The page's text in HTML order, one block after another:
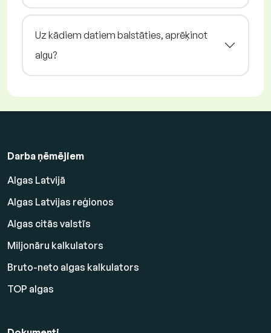
Uz kādiem datiem balstāties, aprēķinot
algu?
Darba ņēmējiem
Algas Latvijā
Algas Latvijas reģionos
Algas citās valstīs
Miljonāru kalkulators
Bruto-neto algas kalkulators
TOP algas